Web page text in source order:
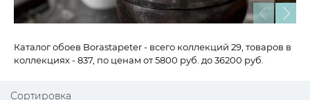
Каталог обоев Borastapeter - всего коллекций 29, товаров в
коллекциях - 837, по ценам от 5800 руб. до 36200 руб.
Сортировка